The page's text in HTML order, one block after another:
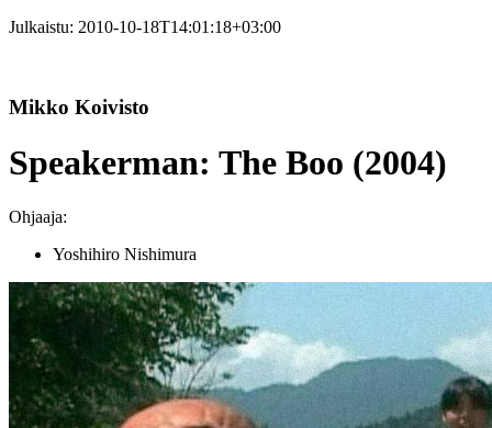
Julkaistu: 2010-10-18T14:01:18+03:00
Mikko Koivisto
Speakerman: The Boo (2004)
Ohjaaja:
Yoshihiro Nishimura